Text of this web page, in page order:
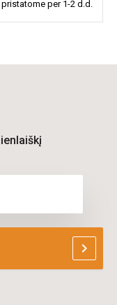
pristatome per 1-2 d.d.
chevron_right